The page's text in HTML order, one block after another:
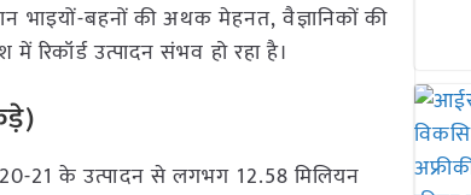
भाइयों-बहनों की अथक मेहनत, वैज्ञानिकों की
उत्पादन संभव हो रहा है।
21 के उत्पादन से लगभग 12.58 मिलियन